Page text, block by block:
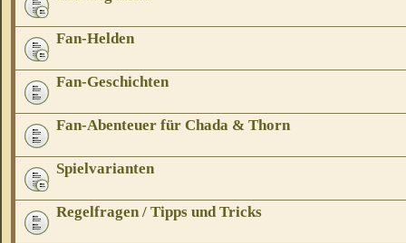
Fan-Helden
Fan-Geschichten
Fan-Abenteuer für Chada & Thorn
Spielvarianten
Regelfragen / Tipps und Tricks